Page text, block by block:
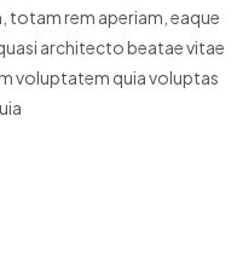
totam rem aperiam, eaque
architecto beatae vitae
voluptatem quia voluptas